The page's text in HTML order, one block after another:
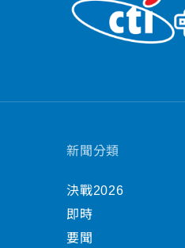
新聞分類
決戰2026
即時
要聞